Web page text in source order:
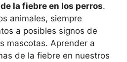
la fiebre en los perros.
animales, siempre
a posibles signos de
mascotas. Aprender a
de la fiebre en nuestros